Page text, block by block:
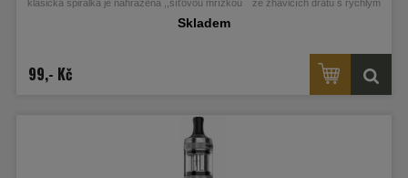
klasická spirálka je nahrazena ,,síťovou mřížkou´´ ze žhavicích drátů s rychlým
Skladem
99,- Kč